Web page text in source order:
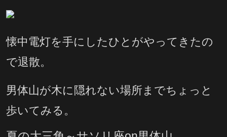
懐中電灯を手にしたひとがやってきたの
で退散。
男体山が木に隠れない場所までちょっと
歩いてみる。